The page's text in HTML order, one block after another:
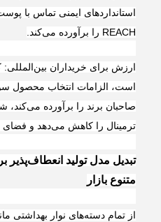
REACH را برآورده می‌کند.
ارزش برای خریداران
است، الزامات انتخاب محصول
صاحبان برند را برآورده
ترمینال را کاهش می‌دهد و فضای
تبدیل مدل تولید انعطاف‌پذیر
متنوع بازار
از تمام دسته‌های نوار بهداشتی